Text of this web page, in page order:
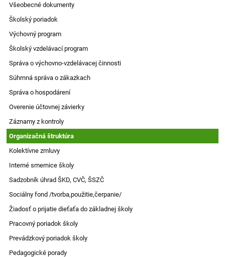
Všeobecné dokumenty
Školský poriadok
Výchovný program
Školský vzdelávací program
Správa o výchovno-vzdelávacej činnosti
Súhrnná správa o zákazkach
Správa o hospodárení
Overenie účtovnej závierky
Záznamy z kontroly
Organizačná štruktúra
Kolektívne zmluvy
Interné smernice školy
Sadzobník úhrad ŠKD, CVČ, ŠSZČ
Sociálny fond /tvorba,použitie,čerpanie/
Žiadosť o prijatie dieťaťa do základnej školy
Pracovný poriadok školy
Prevádzkový poriadok školy
Pedagogické porady